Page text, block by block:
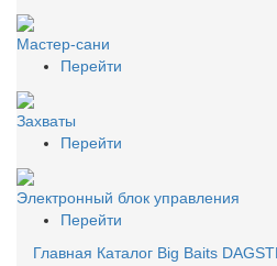
Мастер-сани
Перейти
Захваты
Перейти
Электронный блок управления
Перейти
Главная Каталог Big Baits